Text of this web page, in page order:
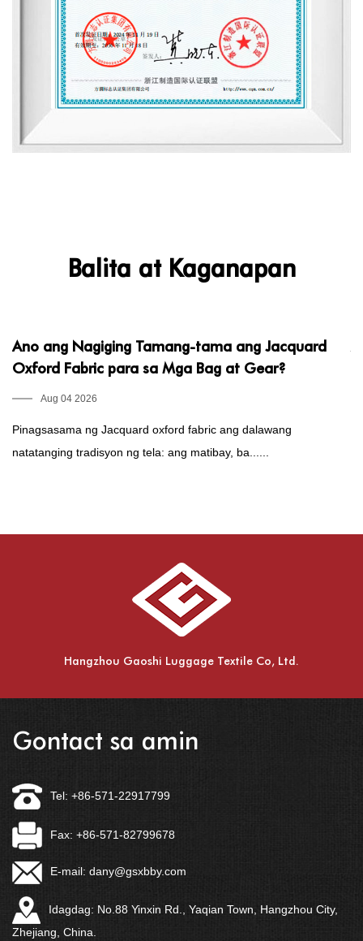
Balita at Kaganapan
Ano ang Nagiging Tamang-tama ang Jacquard
Oxford Fabric para sa Mga Bag at Gear?
Aug 04 2026
Pinagsasama ng Jacquard oxford fabric ang dalawang
natatanging tradisyon ng tela: ang matibay, ba......
Hangzhou Gaoshi Luggage Textile Co, Ltd.
Gontact sa amin
Tel: +86-571-22917799
Fax: +86-571-82799678
E-mail: dany@gsxbby.com
Idagdag: No.88 Yinxin Rd., Yaqian Town, Hangzhou City,
Zhejiang, China.